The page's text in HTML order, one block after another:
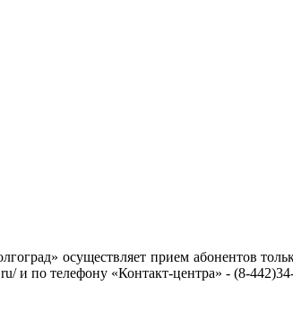
осуществляет прием абонентов
и по телефону «Контакт-центра» - (8-